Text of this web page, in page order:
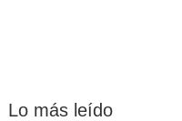
Lo más leído